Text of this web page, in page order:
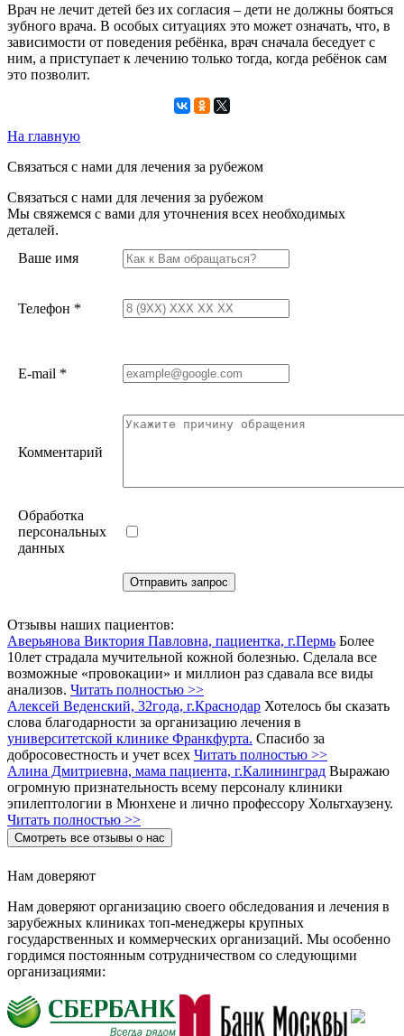
Врач не лечит детей без их согласия – дети не должны бояться
зубного врача. В особых ситуациях это может означать, что, в
зависимости от поведения ребёнка, врач сначала беседует с
ним, а приступает к лечению только тогда, когда ребёнок сам
это позволит.
На главную
Связаться с нами для лечения за рубежом
Связаться с нами для лечения за рубежом
Мы свяжемся с вами для уточнения всех необходимых
деталей.
Ваше имя
Телефон *
E-mail *
Комментарий
Обработка
персональных
данных
Отзывы наших пациентов:
Аверьянова Виктория Павловна, пациентка, г.Пермь Более
10лет страдала мучительной кожной болезнью. Сделала все
возможные «провокации» и миллион раз сдавала все виды
анализов. Читать полностью >>
Алексей Веденский, 32года, г.Краснодар Хотелось бы сказать
слова благодарности за организацию лечения в
университетской клинике Франкфурта. Спасибо за
добросовестность и учет всех Читать полностью >>
Алина Дмитриевна, мама пациента, г.Калининград Выражаю
огромную признательность всему персоналу клиники
эпилептологии в Мюнхене и лично профессору Хольтхаузену.
Читать полностью >>
Смотреть все отзывы о нас
Нам доверяют
Нам доверяют организацию своего обследования и лечения в
зарубежных клиниках топ-менеджеры крупных
государственных и коммерческих организаций. Мы особенно
гордимся постоянным сотрудничеством со следующими
организациями: